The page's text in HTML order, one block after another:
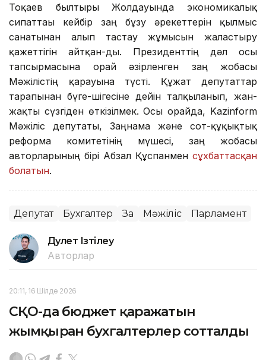
Тоқаев былтырғы Жолдауында экономикалық
сипаттағы кейбір заң бұзу әрекеттерін қылмыс
санатынан алып тастау жұмысын жалғастыру
қажеттігін айтқан-ды. Президенттің дәл осы
тапсырмасына орай әзірленген заң жобасы
Мәжілістің қарауына түсті. Құжат депутаттар
тарапынан бүге-шігесіне дейін талқыланып, жан-
жақты сүзгіден өткізілмек. Осы орайда, Kazinform
Мәжіліс депутаты, Заңнама және сот-құқықтық
реформа комитетінің мүшесі, заң жобасы
авторларының бірі Абзал Құспанмен сұхбаттасқан
болатын.
Депутат Бухгалтер Заң Мәжіліс Парламент
Дәулет Ізтілеу
Авторлар
20:11, 16 Шілде 2026
СҚО-да бюджет қаражатын
жымқырған бухгалтерлер сотталды